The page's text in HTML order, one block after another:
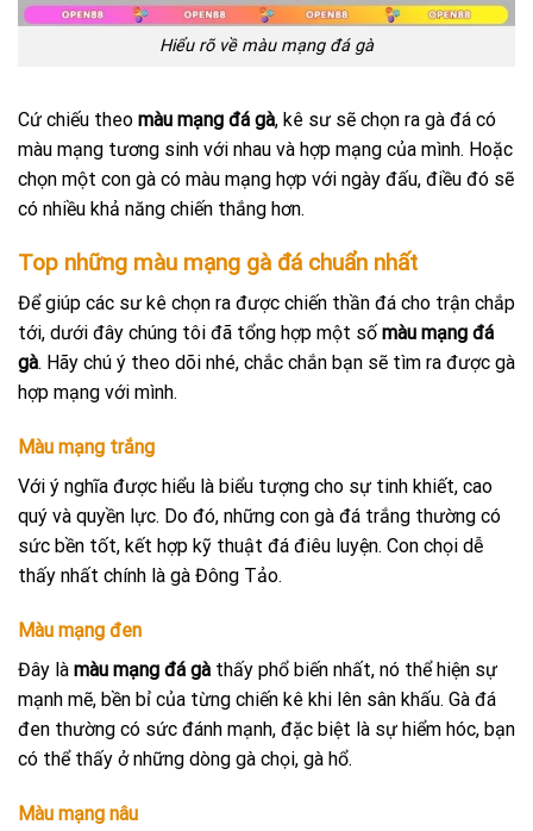
Hiểu rõ về màu mạng đá gà
Cứ chiếu theo màu mạng đá gà, kê sư sẽ chọn ra gà đá có
màu mạng tương sinh với nhau và hợp mạng của mình. Hoặc
chọn một con gà có màu mạng hợp với ngày đấu, điều đó sẽ
có nhiều khả năng chiến thắng hơn.
Top những màu mạng gà đá chuẩn nhất
Để giúp các sư kê chọn ra được chiến thần đá cho trận chắp
tới, dưới đây chúng tôi đã tổng hợp một số màu mạng đá
gà. Hãy chú ý theo dõi nhé, chắc chắn bạn sẽ tìm ra được gà
hợp mạng với mình.
Màu mạng trắng
Với ý nghĩa được hiểu là biểu tượng cho sự tinh khiết, cao
quý và quyền lực. Do đó, những con gà đá trắng thường có
sức bền tốt, kết hợp kỹ thuật đá điêu luyện. Con chọi dễ
thấy nhất chính là gà Đông Tảo.
Màu mạng đen
Đây là màu mạng đá gà thấy phổ biến nhất, nó thể hiện sự
mạnh mẽ, bền bỉ của từng chiến kê khi lên sân khấu. Gà đá
đen thường có sức đánh mạnh, đặc biệt là sự hiểm hóc, bạn
có thể thấy ở những dòng gà chọi, gà hổ.
Màu mạng nâu